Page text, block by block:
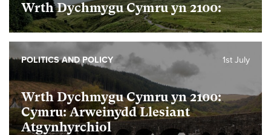
Wrth Dychmygu Cymru yn 2100:
Wrth Dychmygu Cymru yn 2100:
Cymru: Arweinydd Llesiant
Atgynhyrchiol
1st July
POLITICS AND POLICY